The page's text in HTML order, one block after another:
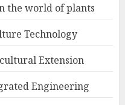
the world of plants
Technology
Extension
Engineering